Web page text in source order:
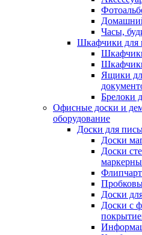
Часы,
Шкафчики для
Ящики
Брелоки
Офисные доски и
оборудование
Доски для
Доски
Доски
Доски
Доски с